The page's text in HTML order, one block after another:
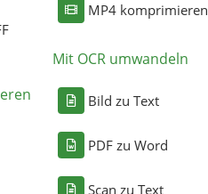
MP4 komprimieren
Mit OCR umwandeln
Bild zu Text
PDF zu Word
Scan zu Text